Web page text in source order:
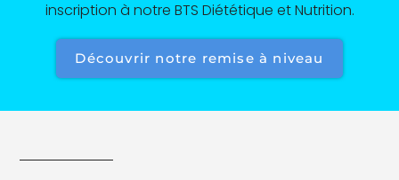
inscription à notre BTS Diététique et Nutrition.
Découvrir notre remise à niveau